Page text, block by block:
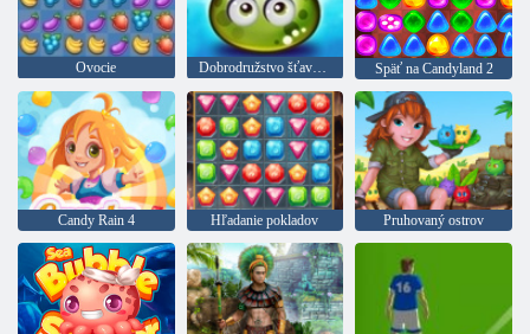
Ovocie Dobrodružstvo šťavnatých bobúľ Späť na Candyland 2
Candy Rain 4 Hľadanie pokladov Pruhovaný ostrov